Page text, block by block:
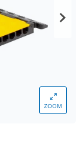
ZOOM